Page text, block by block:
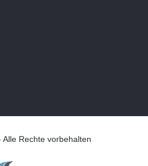
Rechte vorbehalten